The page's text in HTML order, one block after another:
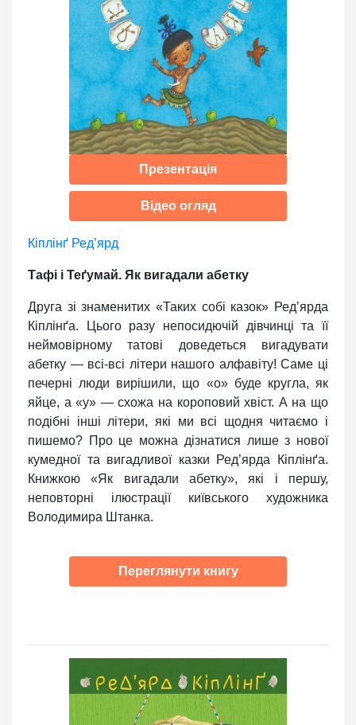
Презентація
Відео огляд
Кіплінґ Ред’ярд
Тафі і Теґумай. Як вигадали абетку
Друга зі знаменитих «Таких собі казок» Ред’ярда
Кіплінґа. Цього разу непосидючій дівчинці та її
неймовірному татові доведеться вигадувати
абетку — всі-всі літери нашого алфавіту! Саме ці
печерні люди вирішили, що «о» буде кругла, як
яйце, а «у» — схожа на короповий хвіст. А на що
подібні інші літери, які ми всі щодня читаємо і
пишемо? Про це можна дізнатися лише з нової
кумедної та вигадливої казки Ред’ярда Кіплінґа.
Книжкою «Як вигадали абетку», які і першу,
неповторні ілюстрації київського художника
Володимира Штанка.
Переглянути книгу